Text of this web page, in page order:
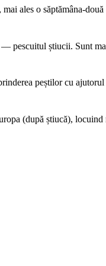
ales o săptămâna-
pescuitul știucii. Sunt
peștilor cu
(după știucă),